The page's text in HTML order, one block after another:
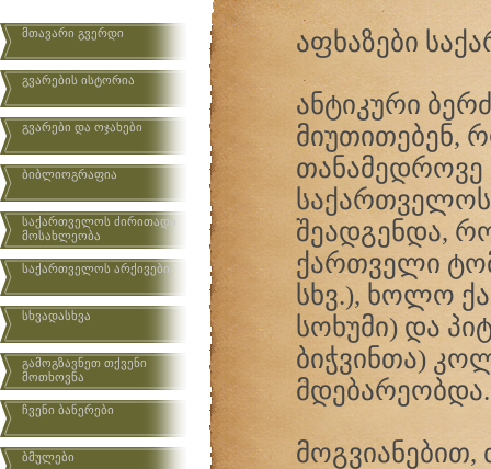
მთავარი გვერდი
გვარების ისტორია
გვარები და ოჯახები
ბიბლიოგრაფია
საქართველოს ძირითადი
მოსახლეობა
საქართველოს არქივები
სხვადასხვა
გამოგზავნეთ თქვენი
მოთხოვნა
ჩვენი ბანერები
ბმულები
აფხაზები
ანტიკური
მიუთითებენ,
შეადგენდა,
ქართველი
სხვ.), ხოლო
სოხუმი) და
ბიჭვინთა)
მდებარეობდა.
მოგვიანებით,